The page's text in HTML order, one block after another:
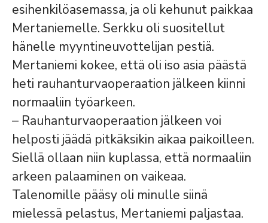
esihenkilöasemassa, ja oli kehunut paikkaa
Mertaniemelle. Serkku oli suositellut
hänelle myyntineuvottelijan pestiä.
Mertaniemi kokee, että oli iso asia päästä
heti rauhanturvaoperaation jälkeen kiinni
normaaliin työarkeen.
– Rauhanturvaoperaation jälkeen voi
helposti jäädä pitkäksikin aikaa paikoilleen.
Siellä ollaan niin kuplassa, että normaaliin
arkeen palaaminen on vaikeaa.
Talenomille pääsy oli minulle siinä
mielessä pelastus, Mertaniemi paljastaa.